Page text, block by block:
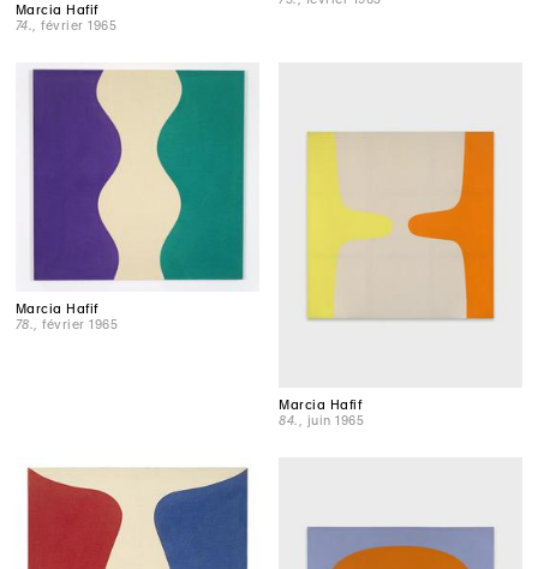
Marcia Hafif
74.
, février 1965
Marcia Hafif
78.
, février 1965
Marcia Hafif
84.
, juin 1965